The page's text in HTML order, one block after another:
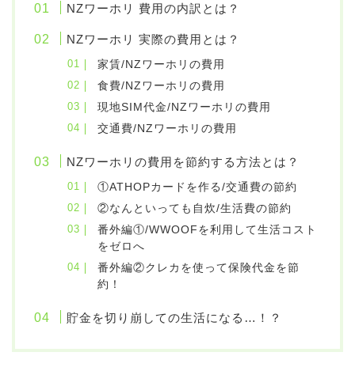
NZワーホリ 費用の内訳とは？
NZワーホリ 実際の費用とは？
家賃/NZワーホリの費用
食費/NZワーホリの費用
現地SIM代金/NZワーホリの費用
交通費/NZワーホリの費用
NZワーホリの費用を節約する方法とは？
①ATHOPカードを作る/交通費の節約
②なんといっても自炊/生活費の節約
番外編①/WWOOFを利用して生活コスト
をゼロへ
番外編②クレカを使って保険代金を節
約！
貯金を切り崩しての生活になる…！？